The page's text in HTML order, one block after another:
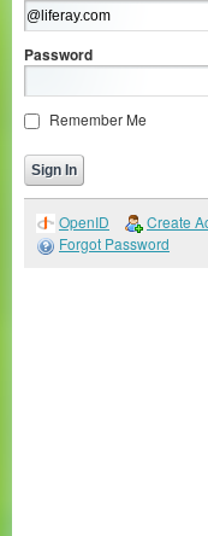
Password
Remember Me
OpenID
Create
Forgot Password